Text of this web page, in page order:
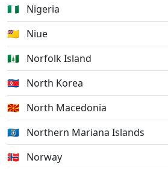
🇳🇬 Nigeria
🇳🇺 Niue
🇳🇫 Norfolk Island
🇰🇵 North Korea
🇲🇰 North Macedonia
🇲🇵 Northern Mariana Islands
🇳🇴 Norway